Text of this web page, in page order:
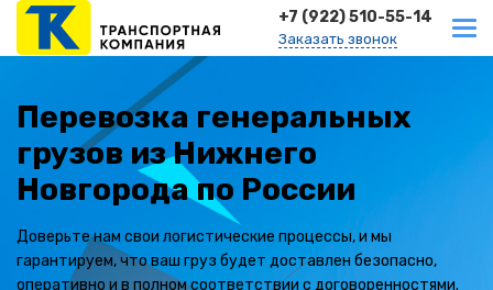
+7 (922) 510-55-14
Заказать звонок
Перевозка генеральных
грузов из Нижнего
Новгорода по России
Доверьте нам свои логистические процессы, и мы
гарантируем, что ваш груз будет доставлен безопасно,
оперативно и в полном соответствии с договоренностями.